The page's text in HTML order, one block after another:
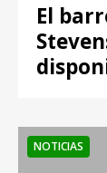
El
NOTICIAS